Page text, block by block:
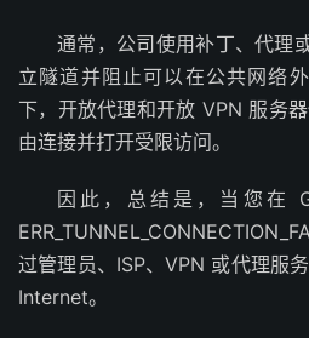
通常，公司使用补丁、代理
立隧道并阻止可以在公共网络
下，开放代理和开放 VPN 服务
由连接并打开受限访问。
因此，总结是，当您在
过管理员、ISP、VPN 或代理服
Internet。